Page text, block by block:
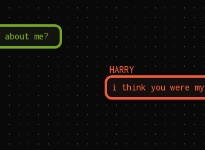
me?
HARRY
i think you were